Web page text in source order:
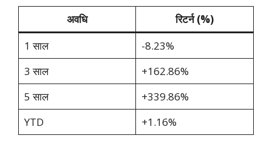
अवधि
रिटर्न (%)
1 साल
-8.23%
3 साल
+162.86%
5 साल
+339.86%
YTD
+1.16%